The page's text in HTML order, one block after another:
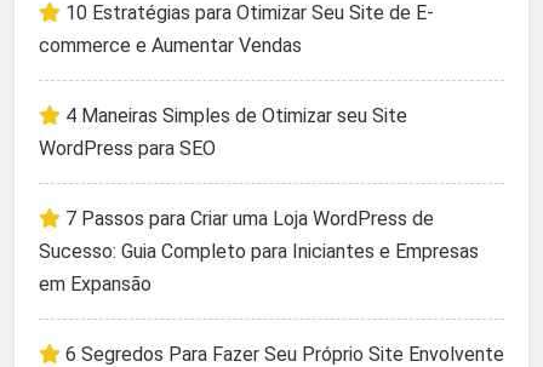
10 Estratégias para Otimizar Seu Site de E-
commerce e Aumentar Vendas
4 Maneiras Simples de Otimizar seu Site
WordPress para SEO
7 Passos para Criar uma Loja WordPress de
Sucesso: Guia Completo para Iniciantes e Empresas
em Expansão
6 Segredos Para Fazer Seu Próprio Site Envolvente